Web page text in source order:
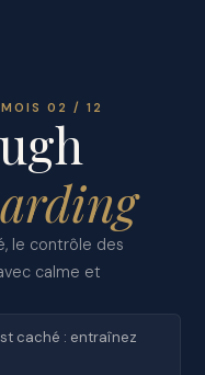
MOIS 02 / 12
le contrôle des
calme et
caché : entraînez